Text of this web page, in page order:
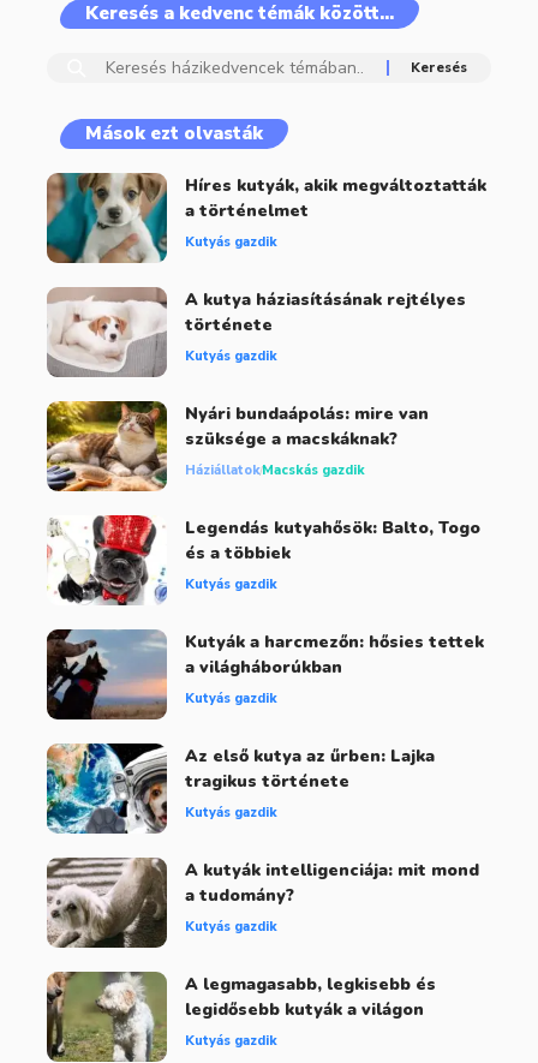
Keresés a kedvenc témák között…
Mások ezt olvasták
Híres kutyák, akik megváltoztatták
a történelmet
Kutyás gazdik
A kutya háziasításának rejtélyes
története
Kutyás gazdik
Nyári bundaápolás: mire van
szüksége a macskáknak?
HáziállatokMacskás gazdik
Legendás kutyahősök: Balto, Togo
és a többiek
Kutyás gazdik
Kutyák a harcmezőn: hősies tettek
a világháborúkban
Kutyás gazdik
Az első kutya az űrben: Lajka
tragikus története
Kutyás gazdik
A kutyák intelligenciája: mit mond
a tudomány?
Kutyás gazdik
A legmagasabb, legkisebb és
legidősebb kutyák a világon
Kutyás gazdik